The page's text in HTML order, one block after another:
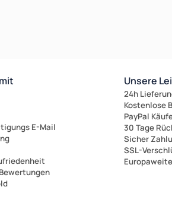
E-Mail
Unsere
24h
Kostenlose
PayPal
30 Tage
Sicher
SSL-